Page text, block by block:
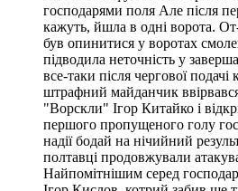
господарями поля Але після
кажуть, йшла в одні ворота.
був опинитися у воротах
підводила неточність у
все-таки після чергової подачі
штрафний майданчик
"Ворскли" Ігор Китайко і
першого пропущеного голу
надії бодай на нічийний
полтавці продовжували
Найпомітнішим серед